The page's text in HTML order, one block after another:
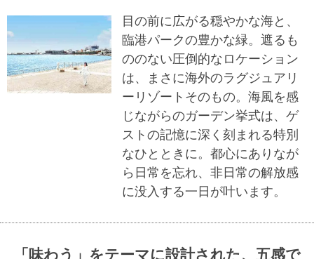
目の前に広がる穏やかな海と、
臨港パークの豊かな緑。遮るも
ののない圧倒的なロケーション
は、まさに海外のラグジュアリ
ーリゾートそのもの。海風を感
じながらのガーデン挙式は、ゲ
ストの記憶に深く刻まれる特別
なひとときに。都心にありなが
ら日常を忘れ、非日常の解放感
に没入する一日が叶います。
「味わう」をテーマに設計された、五感で